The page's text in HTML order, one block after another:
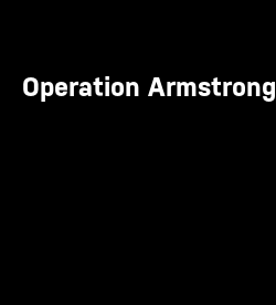
Operation Armstrong